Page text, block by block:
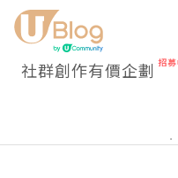
社群創作有價企劃